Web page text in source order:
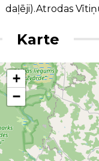
daļēji).Atrodas
Karte
+
−